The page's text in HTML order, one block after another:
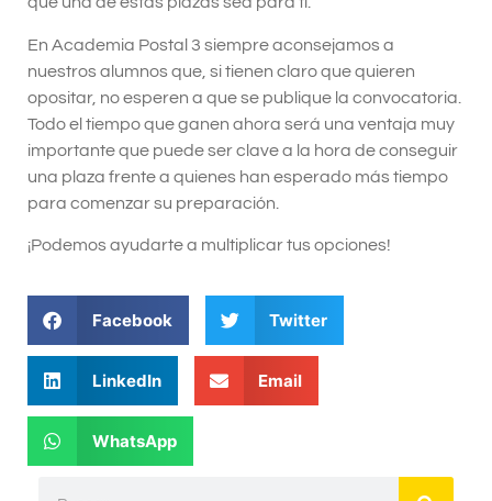
En Academia Postal 3 siempre aconsejamos a
nuestros alumnos que, si tienen claro que quieren
opositar, no esperen a que se publique la convocatoria.
Todo el tiempo que ganen ahora será una ventaja muy
importante que puede ser clave a la hora de conseguir
una plaza frente a quienes han esperado más tiempo
para comenzar su preparación.
¡Podemos ayudarte a multiplicar tus opciones!
Facebook Twitter
LinkedIn Email
WhatsApp